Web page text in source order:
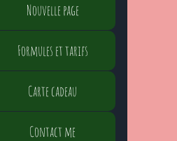
Nouvelle page
Formules et tarifs
Carte cadeau
Contact me